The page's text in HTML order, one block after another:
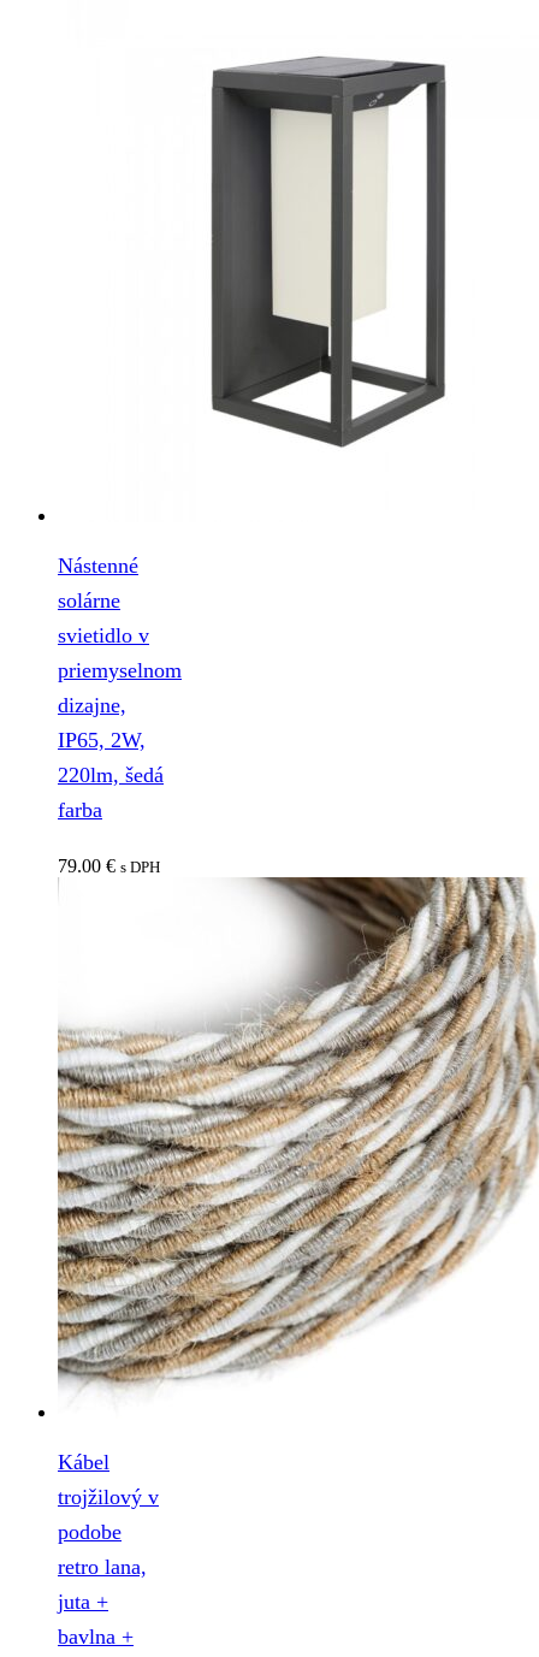
Nástenné
solárne
svietidlo v
priemyselnom
dizajne,
IP65, 2W,
220lm, šedá
farba
79.00 € s DPH
Kábel
trojžilový v
podobe
retro lana,
juta +
bavlna +